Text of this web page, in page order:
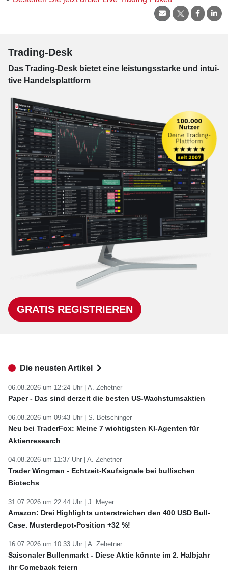
Trading-Desk
Das Trading-Desk bie­tet eine leis­tungs­star­ke und in­tui­
tive Han­dels­platt­form
GRATIS REGISTRIEREN
Die neusten Artikel
06.08.2026 um 12:24 Uhr | A. Zehetner
Paper - Das sind derzeit die besten US-Wachstumsaktien
06.08.2026 um 09:43 Uhr | S. Betschinger
Neu bei TraderFox: Meine 7 wichtigsten KI-Agenten für
Aktienresearch
04.08.2026 um 11:37 Uhr | A. Zehetner
Trader Wingman - Echtzeit-Kaufsignale bei bullischen
Biotechs
31.07.2026 um 22:44 Uhr | J. Meyer
Amazon: Drei Highlights unterstreichen den 400 USD Bull-
Case. Musterdepot-Position +32 %!
16.07.2026 um 10:33 Uhr | A. Zehetner
Saisonaler Bullenmarkt - Diese Aktie könnte im 2. Halbjahr
ihr Comeback feiern